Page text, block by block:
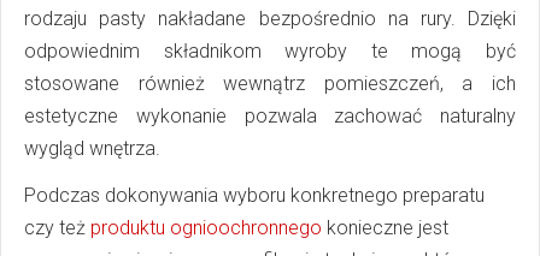
rodzaju pasty nakładane bezpośrednio na rury. Dzięki
odpowiednim składnikom wyroby te mogą być
stosowane również wewnątrz pomieszczeń, a ich
estetyczne wykonanie pozwala zachować naturalny
wygląd wnętrza.
Podczas dokonywania wyboru konkretnego preparatu
czy też produktu ognioochronnego konieczne jest